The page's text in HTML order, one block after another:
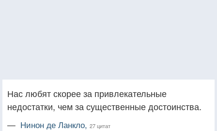
Нас любят скорее за привлекательные
недостатки, чем за существенные достоинства.
— Нинон де Ланкло, 27 цитат